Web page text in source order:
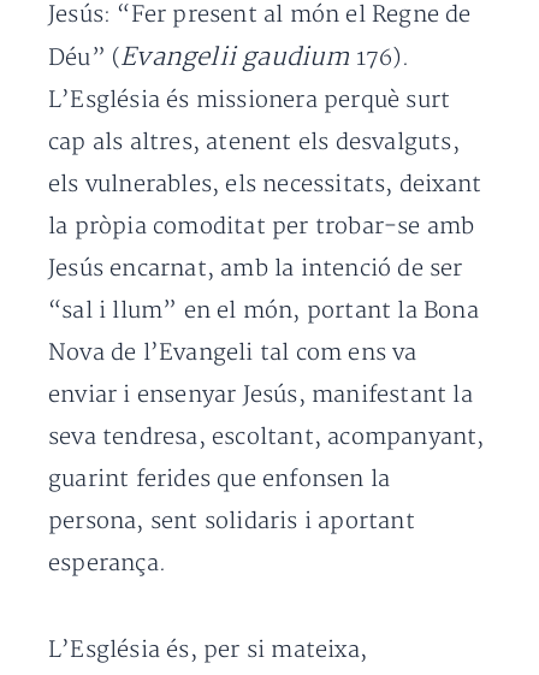
Jesús: “Fer present al món el Regne de
Déu” (Evangelii gaudium 176).
L’Església és missionera perquè surt
cap als altres, atenent els desvalguts,
els vulnerables, els necessitats, deixant
la pròpia comoditat per trobar-se amb
Jesús encarnat, amb la intenció de ser
“sal i llum” en el món, portant la Bona
Nova de l’Evangeli tal com ens va
enviar i ensenyar Jesús, manifestant la
seva tendresa, escoltant, acompanyant,
guarint ferides que enfonsen la
persona, sent solidaris i aportant
esperança.
L’Església és, per si mateixa,